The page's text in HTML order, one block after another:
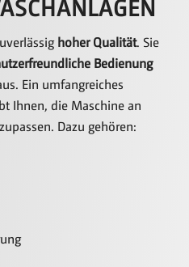
hoher Qualität. Sie
Bedienung
Ein umfangreiches
Ihnen, die Maschine an
Dazu gehören: